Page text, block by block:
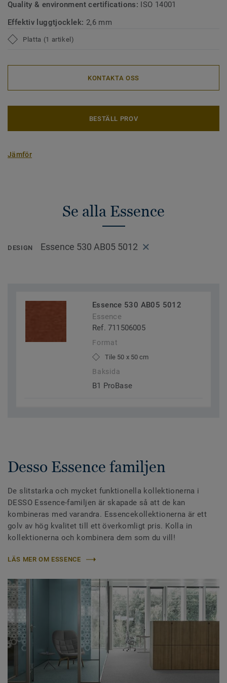
Quality & environment certifications: ISO 14001
Effektiv luggtjocklek: 2,6 mm
Platta (1 artikel)
KONTAKTA OSS
BESTÄLL PROV
Jämför
Se alla Essence
DESIGN Essence 530 AB05 5012
Essence 530 AB05 5012
Essence
Ref. 711506005
Format
Tile 50 x 50 cm
Baksida
B1 ProBase
Desso Essence familjen
De slitstarka och mycket funktionella kollektionerna i
DESSO Essence-familjen är skapade så att de kan
kombineras med varandra. Essencekollektionerna är ett
golv av hög kvalitet till ett överkomligt pris. Kolla in
kollektionerna och kombinera dem som du vill!
LÄS MER OM ESSENCE